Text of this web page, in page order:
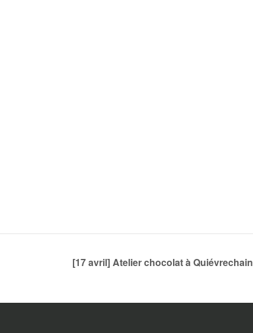
[17 avril] Atelier chocolat à Quiévrechain